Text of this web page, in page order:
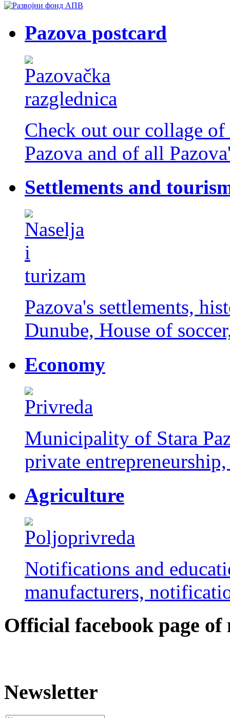
Pazova postcard
Check out our collage
Pazova and of all
Settlements and
Pazova's settlements,
Dunube, House of
Economy
Municipality of Stara
private
Agriculture
Notifications and
manufacturers,
Оfficial facebook page
Newsletter